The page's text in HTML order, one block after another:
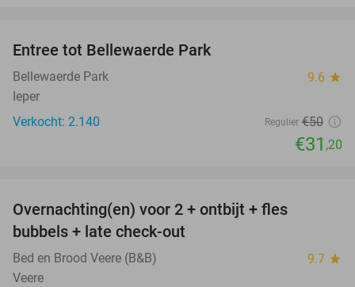
Entree tot Bellewaerde Park
Bellewaerde Park 9.6 star
Ieper
Verkocht: 2.140
Regulier €50
€31 ,20
Overnachting(en) voor 2 + ontbijt + fles
bubbels + late check-out
Bed en Brood Veere (B&B) 9.7 star
Veere